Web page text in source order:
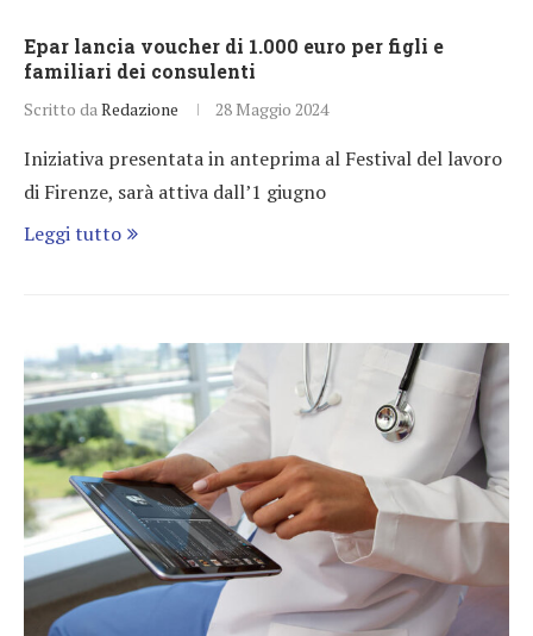
Epar lancia voucher di 1.000 euro per figli e
familiari dei consulenti
Scritto da Redazione 28 Maggio 2024
Iniziativa presentata in anteprima al Festival del lavoro
di Firenze, sarà attiva dall’1 giugno
Leggi tutto